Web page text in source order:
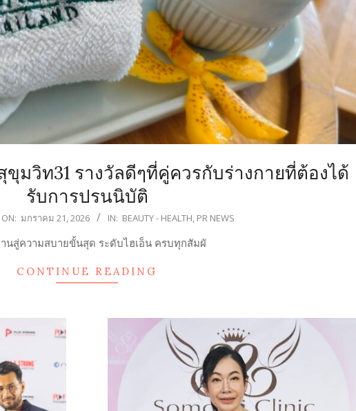
สุขุมวิท31 รางวัลดีๆที่คู่ควรกับร่างกายที่ต้องได้
รับการปรนนิบัติ
ON: มกราคม 21, 2026 IN: BEAUTY - HEALTH, PR NEWS
นสู่ความสบายขั้นสุด ระดับไฮเอ็น ครบทุกสัมผั
CONTINUE READING